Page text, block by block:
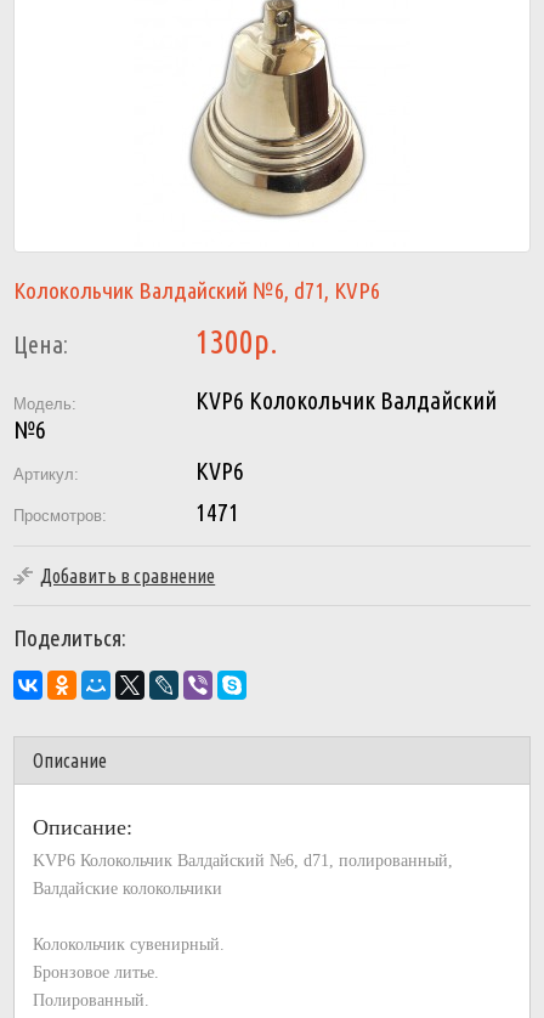
Колокольчик Валдайский №6, d71, KVP6
Цена: 1300р.
Модель:
KVP6 Колокольчик Валдайский
№6
Артикул: KVP6
Просмотров: 1471
Добавить в сравнение
Поделиться:
Описание
Описание:
KVP6 Колокольчик Валдайский №6, d71, полированный,
Валдайские колокольчики
Колокольчик сувенирный.
Бронзовое литье.
Полированный.